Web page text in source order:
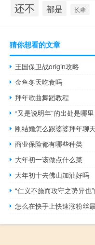
还不 都是 长辈
猜你想看的文章
王国保卫战origin攻略
金鱼冬天吃食吗
拜年歌曲舞蹈教程
“又是说明年”的出处是哪里
刚结婚怎么跟婆婆拜年聊天
商业保险都有哪些种类
大年初一该做点什么菜
大年初十去佛山加油好吗
“仁义不施而攻守之势异也